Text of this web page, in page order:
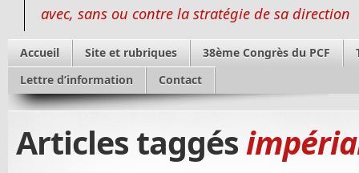
avec, sans ou contre la stratégie de sa direction
Accueil Site et rubriques 38ème Congrès du PCF
Lettre d’information
Contact
Articles taggés